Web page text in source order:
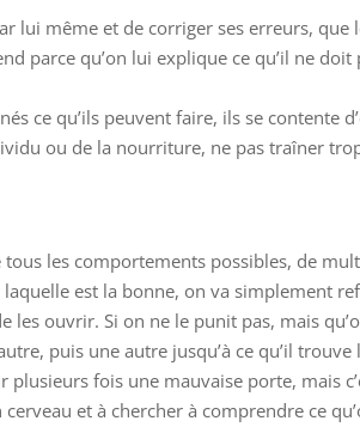
lui même et de corriger ses erreurs, que
parce qu’on lui explique ce qu’il ne doit
ce qu’ils peuvent faire, ils se contente
ou de la nourriture, ne pas traîner
les comportements possibles, de
est la bonne, on va simplement
les ouvrir. Si on ne le punit pas, mais
puis une autre jusqu’à ce qu’il
fois une mauvaise porte, mais
et à chercher à comprendre ce